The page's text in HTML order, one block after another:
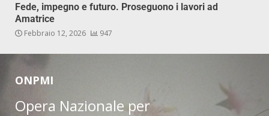
Fede, impegno e futuro. Proseguono i lavori ad
Amatrice
Febbraio 12, 2026 947
ONPMI
Opera Nazionale per